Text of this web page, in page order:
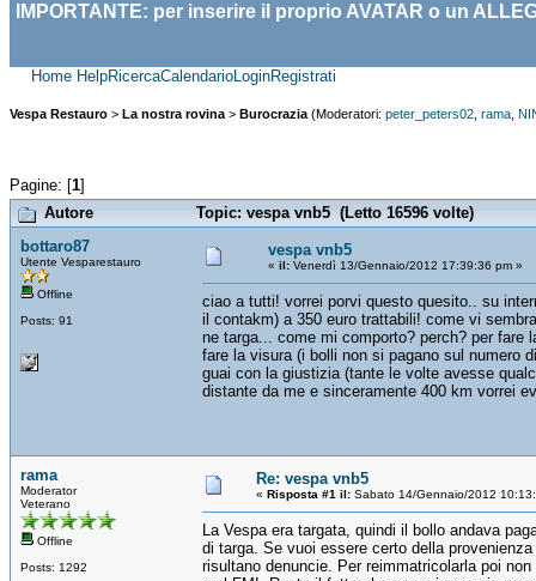
IMPORTANTE: per inserire il proprio AVATAR o un
Home HelpRicercaCalendarioLoginRegistrati
Vespa Restauro > La nostra rovina > Burocrazia (Moderatori: peter_peters02 rama
Pagine: [1]
Autore
Topic: vespa vnb5 (Letto 16596 volte)
bottaro87
Utente Vesparestauro
Offline
Posts: 91
vespa vnb5
« il: Venerdì 13/Gennaio/2012 17:39:36 pm »
ciao a tutti! vorrei porvi questo quesito.. su
il contakm) a 350 euro trattabili! come vi
ne targa... come mi comporto? perch? per fare
fare la visura (i bolli non si pagano sul numero
guai con la giustizia (tante le volte avesse
distante da me e sinceramente 400 km vorrei
rama
Moderator
Veterano
Offline
Posts: 1292
Re: vespa vnb5
« Risposta #1 il: Sabato 14/Gennaio/2012
La Vespa era targata, quindi il bollo andava
di targa. Se vuoi essere certo della
risultano denuncie. Per reimmatricolarla poi